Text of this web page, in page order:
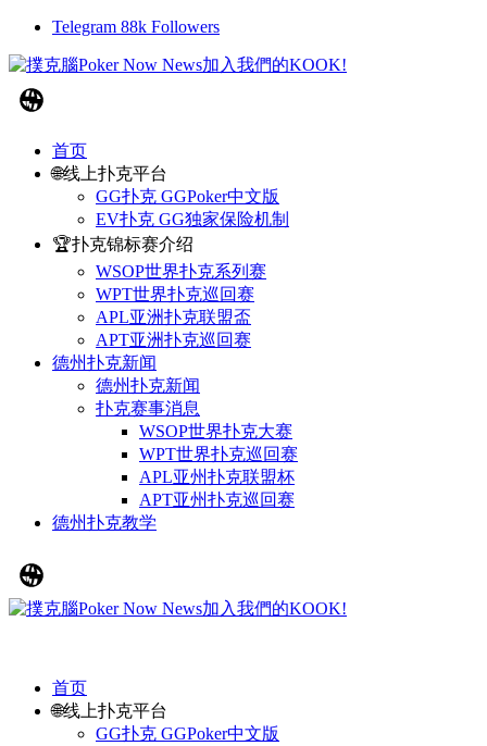
Telegram 88k Followers
首页
🌐线上扑克平台
GG扑克 GGPoker中文版
EV扑克 GG独家保险机制
🏆扑克锦标赛介绍
WSOP世界扑克系列赛
WPT世界扑克巡回赛
APL亚洲扑克联盟盃
APT亚洲扑克巡回赛
德州扑克新闻
德州扑克新闻
扑克赛事消息
WSOP世界扑克大赛
WPT世界扑克巡回赛
APL亚州扑克联盟杯
APT亚州扑克巡回赛
德州扑克教学
首页
🌐线上扑克平台
GG扑克 GGPoker中文版